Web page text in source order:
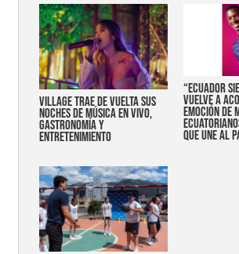
Village trae de vuelta sus
noches de música en vivo,
gastronomía y
entretenimiento
“Ecuador
vuelve a
emoción de
que une al